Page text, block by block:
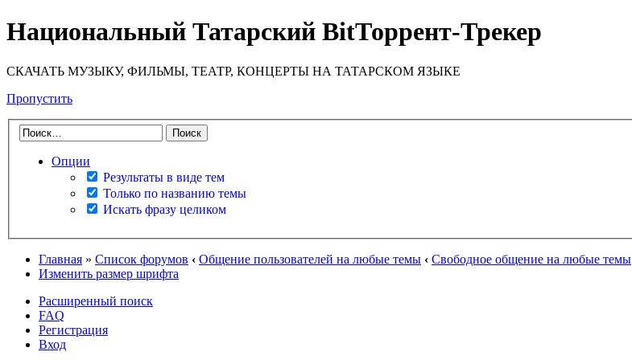
Национальный Татарский BitТоррент-Трекер
СКАЧАТЬ МУЗЫКУ, ФИЛЬМЫ, ТЕАТР, КОНЦЕРТЫ НА ТАТАРСКОМ ЯЗЫКЕ
Пропустить
Опции
Результаты в виде тем
Только по названию темы
Искать фразу целиком
Главная » Список форумов ‹ Общение пользователей на любые темы ‹ Свободное общение на любые темы
Изменить размер шрифта
Расширенный поиск
FAQ
Регистрация
Вход